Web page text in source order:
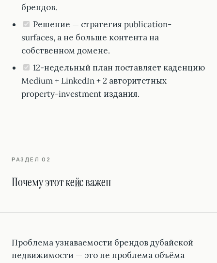
брендов.
Решение — стратегия publication-
surfaces, а не больше контента на
собственном домене.
12-недельный план поставляет каденцию
Medium + LinkedIn + 2 авторитетных
property-investment издания.
РАЗДЕЛ 02
Почему этот кейс важен
Проблема узнаваемости брендов дубайской
недвижимости — это не проблема объёма